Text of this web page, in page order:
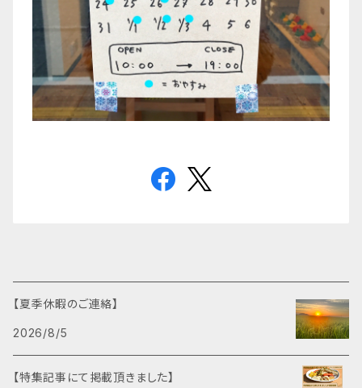
【夏季休暇のご連絡】
2026/8/5
【特集記事にて掲載頂きました】